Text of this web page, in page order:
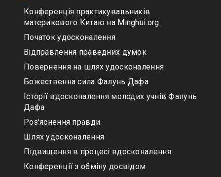
Конференція практикувальників
материкового Китаю на Minghui.org
Початок удосконалення
Відправлення праведних думок
Повернення на шлях удосконалення
Божественна сила Фалунь Дафа
Історії вдосконалення молодих учнів Фалунь
Дафа
Роз'яснення правди
Шлях удосконалення
Підвищення в процесі вдосконалення
Конференції з обміну досвідом